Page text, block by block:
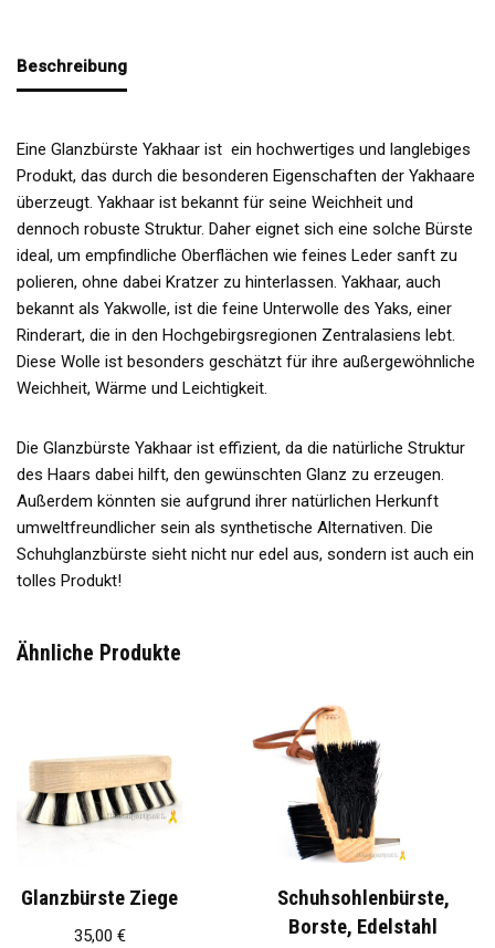
Beschreibung
Eine Glanzbürste Yakhaar ist ein hochwertiges und langlebiges
Produkt, das durch die besonderen Eigenschaften der Yakhaare
überzeugt. Yakhaar ist bekannt für seine Weichheit und
dennoch robuste Struktur. Daher eignet sich eine solche Bürste
ideal, um empfindliche Oberflächen wie feines Leder sanft zu
polieren, ohne dabei Kratzer zu hinterlassen. Yakhaar, auch
bekannt als Yakwolle, ist die feine Unterwolle des Yaks, einer
Rinderart, die in den Hochgebirgsregionen Zentralasiens lebt.
Diese Wolle ist besonders geschätzt für ihre außergewöhnliche
Weichheit, Wärme und Leichtigkeit.
Die Glanzbürste Yakhaar ist effizient, da die natürliche Struktur
des Haars dabei hilft, den gewünschten Glanz zu erzeugen.
Außerdem könnten sie aufgrund ihrer natürlichen Herkunft
umweltfreundlicher sein als synthetische Alternativen. Die
Schuhglanzbürste sieht nicht nur edel aus, sondern ist auch ein
tolles Produkt!
Ähnliche Produkte
Glanzbürste Ziege
35,00 €
Schuhsohlenbürste,
Borste, Edelstahl